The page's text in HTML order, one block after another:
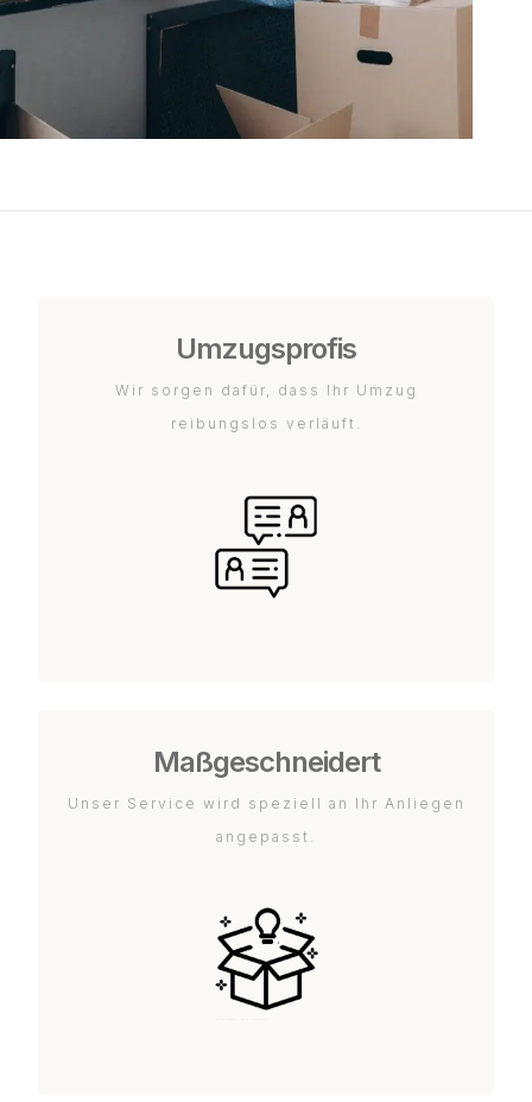
Umzugsprofis
Wir sorgen dafür, dass Ihr Umzug
reibungslos verläuft.
Maßgeschneidert
Unser Service wird speziell an Ihr Anliegen
angepasst.